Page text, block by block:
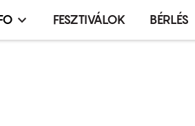
FESZTIVÁLOK BÉRLÉS